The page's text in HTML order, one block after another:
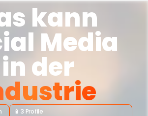
kann
Media
in der
📱 3 Profile